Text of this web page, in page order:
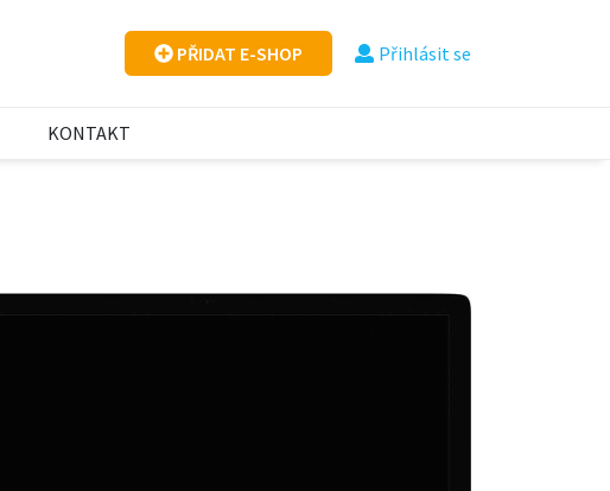
PŘIDAT E-SHOP Přihlásit se
KONTAKT